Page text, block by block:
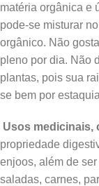
matéria orgânica e
pode-se misturar
orgânico. Não
pleno por dia. Não
plantas, pois sua
se bem por
Usos medicinais,
propriedade
enjoos, além de
saladas, carnes,